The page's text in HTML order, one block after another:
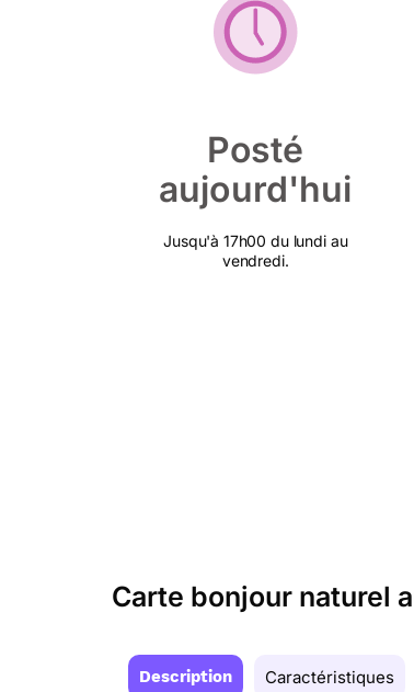
Posté
aujourd'hui
Jusqu'à 17h00 du lundi au
vendredi.
Carte bonjour naturel
Description Caractéristiques